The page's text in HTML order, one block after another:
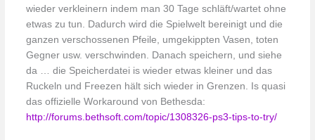
wieder verkleinern indem man 30 Tage schläft/wartet ohne
etwas zu tun. Dadurch wird die Spielwelt bereinigt und die
ganzen verschossenen Pfeile, umgekippten Vasen, toten
Gegner usw. verschwinden. Danach speichern, und siehe
da … die Speicherdatei is wieder etwas kleiner und das
Ruckeln und Freezen hält sich wieder in Grenzen. Is quasi
das offizielle Workaround von Bethesda:
http://forums.bethsoft.com/topic/1308326-ps3-tips-to-try/